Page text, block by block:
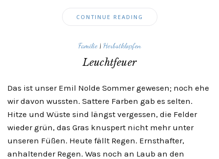
CONTINUE READING
Familie| Herbstklopfen
Leuchtfeuer
Das ist unser Emil Nolde Sommer gewesen; noch ehe
wir davon wussten. Sattere Farben gab es selten.
Hitze und Wüste sind längst vergessen, die Felder
wieder grün, das Gras knuspert nicht mehr unter
unseren Füßen. Heute fällt Regen. Ernsthafter,
anhaltender Regen. Was noch an Laub an den